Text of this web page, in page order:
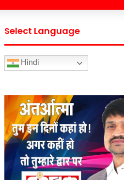
Select Language
Hindi